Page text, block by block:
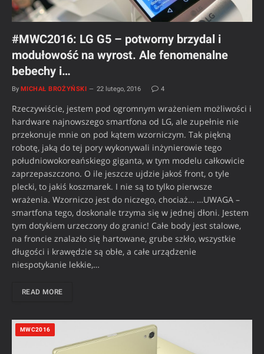
#MWC2016: LG G5 – potworny brzydal i
modułowość na wyrost. Ale fenomenalne
bebechy i…
By MICHAŁ BROŻYŃSKI 22 lutego, 2016 4
Rzeczywiście, jestem pod ogromnym wrażeniem możliwości i
hardware najnowszego smartfona od LG, ale zupełnie nie
przekonuje mnie on pod kątem wzorniczym. Tak piękną
robotę, jaką do tej pory wykonywali inżynierowie tego
południowokoreańskiego giganta, w tym modelu całkowicie
zaprzepaszczono. O ile jeszcze ujdzie jakoś front, o tyle
plecki, to jakiś koszmarek. I nie są to tylko pierwsze
wrażenia. Wzorniczo jest do niczego, chociaż… …UWAGA –
smartfona tego, doskonale trzyma się w jednej dłoni. Jestem
tym dotykiem urzeczony do granic! Całe body jest stalowe,
na froncie znalazło się hartowane, grube szkło, wszystkie
długości i krawędzie są obłe, a całe urządzenie
niespotykanie lekkie,…
READ MORE
MWC2016